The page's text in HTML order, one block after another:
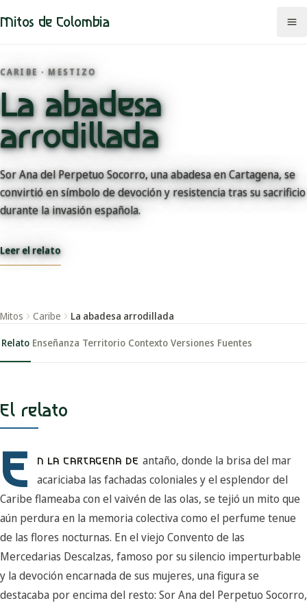
Mitos de Colombia
Mitos
Regiones
Comunidades
Categorías
CARIBE · MESTIZO
La abadesa
arrodillada
Sor Ana del Perpetuo Socorro, una abadesa en Cartagena, se
convirtió en símbolo de devoción y resistencia tras su sacrificio
durante la invasión española.
Leer el relato
Mitos Caribe La abadesa arrodillada
Relato Enseñanza Territorio Contexto Versiones Fuentes
El relato
E N LA CARTAGENA DE antaño, donde la brisa del mar
acariciaba las fachadas coloniales y el esplendor del
Caribe flameaba con el vaivén de las olas, se tejió un mito que
aún perdura en la memoria colectiva como el perfume tenue
de las flores nocturnas. En el viejo Convento de las
Mercedarias Descalzas, famoso por su silencio imperturbable
y la devoción encarnada de sus mujeres, una figura se
destacaba por encima del resto: Sor Ana del Perpetuo Socorro,